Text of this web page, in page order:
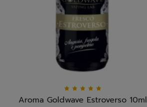
Aroma Goldwave Estroverso 10ml